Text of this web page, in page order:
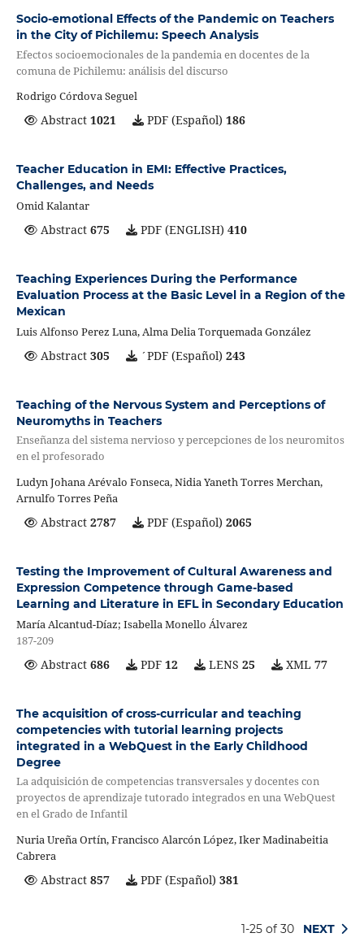
Socio-emotional Effects of the Pandemic on Teachers
in the City of Pichilemu: Speech Analysis
Efectos socioemocionales de la pandemia en docentes de la
comuna de Pichilemu: análisis del discurso
Rodrigo Córdova Seguel
Abstract 1021 PDF (Español) 186
Teacher Education in EMI: Effective Practices,
Challenges, and Needs
Omid Kalantar
Abstract 675 PDF (ENGLISH) 410
Teaching Experiences During the Performance
Evaluation Process at the Basic Level in a Region of the
Mexican
Luis Alfonso Perez Luna, Alma Delia Torquemada González
Abstract 305 ´PDF (Español) 243
Teaching of the Nervous System and Perceptions of
Neuromyths in Teachers
Enseñanza del sistema nervioso y percepciones de los neuromitos
en el profesorado
Ludyn Johana Arévalo Fonseca, Nidia Yaneth Torres Merchan,
Arnulfo Torres Peña
Abstract 2787 PDF (Español) 2065
Testing the Improvement of Cultural Awareness and
Expression Competence through Game-based
Learning and Literature in EFL in Secondary Education
María Alcantud-Díaz; Isabella Monello Álvarez
187-209
Abstract 686 PDF 12 LENS 25 XML 77
The acquisition of cross-curricular and teaching
competencies with tutorial learning projects
integrated in a WebQuest in the Early Childhood
Degree
La adquisición de competencias transversales y docentes con
proyectos de aprendizaje tutorado integrados en una WebQuest
en el Grado de Infantil
Nuria Ureña Ortín, Francisco Alarcón López, Iker Madinabeitia
Cabrera
Abstract 857 PDF (Español) 381
1-25 of 30 NEXT